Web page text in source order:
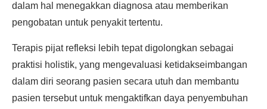
dalam hal menegakkan diagnosa atau memberikan
pengobatan untuk penyakit tertentu.
Terapis pijat refleksi lebih tepat digolongkan sebagai
praktisi holistik, yang mengevaluasi ketidakseimbangan
dalam diri seorang pasien secara utuh dan membantu
pasien tersebut untuk mengaktifkan daya penyembuhan